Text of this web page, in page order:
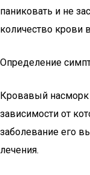
паниковать и не
количество крови
Определение
Кровавый
зависимости от
заболевание его
лечения.